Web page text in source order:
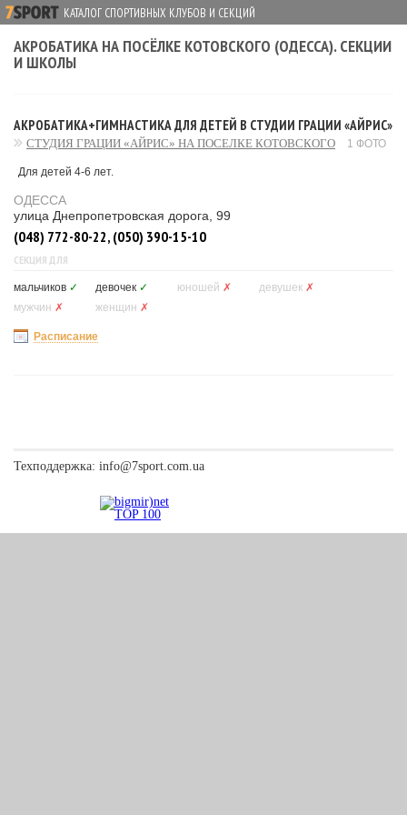
КАТАЛОГ СПОРТИВНЫХ КЛУБОВ И СЕКЦИЙ
АКРОБАТИКА НА ПОСЁЛКЕ КОТОВСКОГО (ОДЕССА). СЕКЦИИ
И ШКОЛЫ
АКРОБАТИКА+ГИМНАСТИКА ДЛЯ ДЕТЕЙ В СТУДИИ ГРАЦИИ «АЙРИС»
СТУДИЯ ГРАЦИИ «АЙРИС» НА ПОСЕЛКЕ КОТОВСКОГО 1 ФОТО
Для детей 4-6 лет.
ОДЕССА
улица Днепропетровская дорога, 99
(048) 772-80-22, (050) 390-15-10
СЕКЦИЯ ДЛЯ
мальчиков ✓ девочек ✓ юношей ✗ девушек ✗
мужчин ✗ женщин ✗
Расписание
Техподдержка: info@7sport.com.ua